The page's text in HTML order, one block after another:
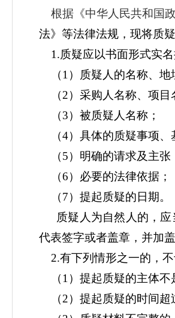
根据《中华人民共和国
法》等法律法规，现将质
1.质疑应以书面形式实
（1）质疑人的名称、
（2）采购人名称、项
（3）被质疑人名称；
（4）具体的质疑事项
（5）明确的请求及主张
（6）必要的法律依据；
（7）提起质疑的日期。
质疑人为自然人的，
代表签字或者盖章，并加盖
2.有下列情形之一的，不
（1）提起质疑的主体
（2）提起质疑的时间超